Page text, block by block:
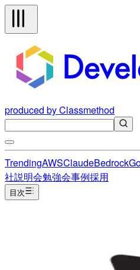
produced by Classmethod
TrendingAWSClaudeBedrock
社説明会勉強会事例採用
目次